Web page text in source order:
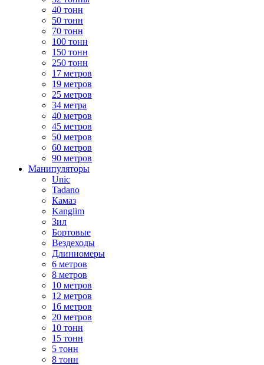
40 тонн
50 тонн
70 тонн
100 тонн
150 тонн
250 тонн
17 метров
19 метров
25 метров
34 метра
40 метров
45 метров
50 метров
60 метров
90 метров
Манипуляторы
Unic
Tadano
Камаз
Kanglim
Зил
Бортовые
Вездеходы
Длинномеры
6 метров
8 метров
10 метров
12 метров
16 метров
20 метров
10 тонн
15 тонн
5 тонн
8 тонн